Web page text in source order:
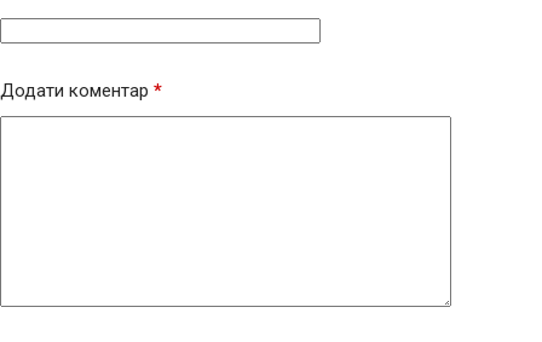
Додати коментар *